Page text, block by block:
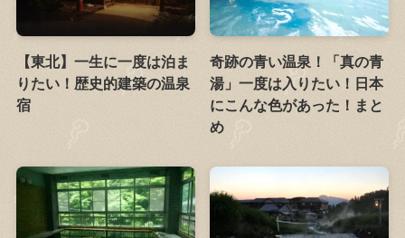
【東北】一生に一度は泊ま
りたい！歴史的建築の温泉
宿
奇跡の青い温泉！「真の青
湯」一度は入りたい！日本
にこんな色があった！まと
め